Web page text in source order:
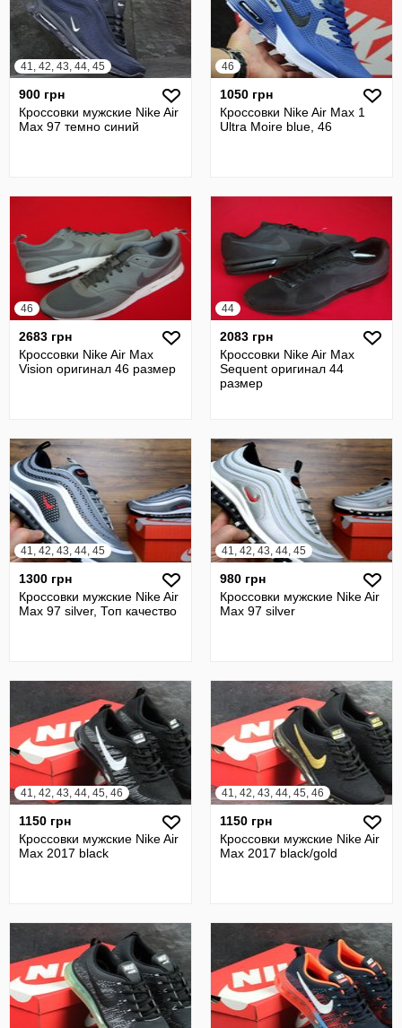
41, 42, 43, 44, 45
900 грн
Кроссовки мужские Nike Air
Max 97 темно синий
46
1050 грн
Кроссовки Nike Air Max 1
Ultra Moire blue, 46
46
2683 грн
Кроссовки Nike Air Max
Vision оригинал 46 размер
44
2083 грн
Кроссовки Nike Air Max
Sequent оригинал 44
размер
41, 42, 43, 44, 45
1300 грн
Кроссовки мужские Nike Air
Max 97 silver, Топ качество
41, 42, 43, 44, 45
980 грн
Кроссовки мужские Nike Air
Max 97 silver
41, 42, 43, 44, 45, 46
1150 грн
Кроссовки мужские Nike Air
Max 2017 black
41, 42, 43, 44, 45, 46
1150 грн
Кроссовки мужские Nike Air
Max 2017 black/gold